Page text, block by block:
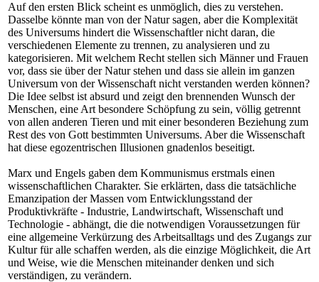
Auf den ersten Blick scheint es unmöglich, dies zu verstehen.
Dasselbe könnte man von der Natur sagen, aber die Komplexität
des Universums hindert die Wissenschaftler nicht daran, die
verschiedenen Elemente zu trennen, zu analysieren und zu
kategorisieren. Mit welchem Recht stellen sich Männer und Frauen
vor, dass sie über der Natur stehen und dass sie allein im ganzen
Universum von der Wissenschaft nicht verstanden werden können?
Die Idee selbst ist absurd und zeigt den brennenden Wunsch der
Menschen, eine Art besondere Schöpfung zu sein, völlig getrennt
von allen anderen Tieren und mit einer besonderen Beziehung zum
Rest des von Gott bestimmten Universums. Aber die Wissenschaft
hat diese egozentrischen Illusionen gnadenlos beseitigt.
Marx und Engels gaben dem Kommunismus erstmals einen
wissenschaftlichen Charakter. Sie erklärten, dass die tatsächliche
Emanzipation der Massen vom Entwicklungsstand der
Produktivkräfte - Industrie, Landwirtschaft, Wissenschaft und
Technologie - abhängt, die die notwendigen Voraussetzungen für
eine allgemeine Verkürzung des Arbeitsalltags und des Zugangs zur
Kultur für alle schaffen werden, als die einzige Möglichkeit, die Art
und Weise, wie die Menschen miteinander denken und sich
verständigen, zu verändern.